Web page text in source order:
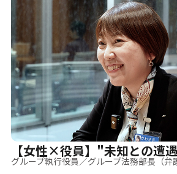
【女性×役員】"未知との遭
グループ執行役員／グループ法務部長（弁